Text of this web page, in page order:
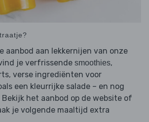
aanbod aan lekkernijen van onze
je verfrissende smoothies,
verse ingrediënten voor
een kleurrijke salade – en nog
Bekijk het aanbod op de website of
je volgende maaltijd extra